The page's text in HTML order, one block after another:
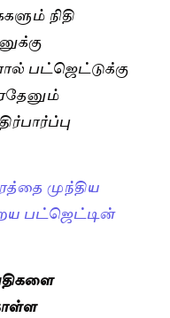
நிதி
பட்ஜெட்டுக்கு
முந்திய
பட்ஜெட்டின்